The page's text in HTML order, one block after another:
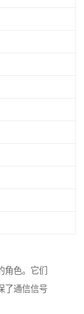
色。它们
了通信信号